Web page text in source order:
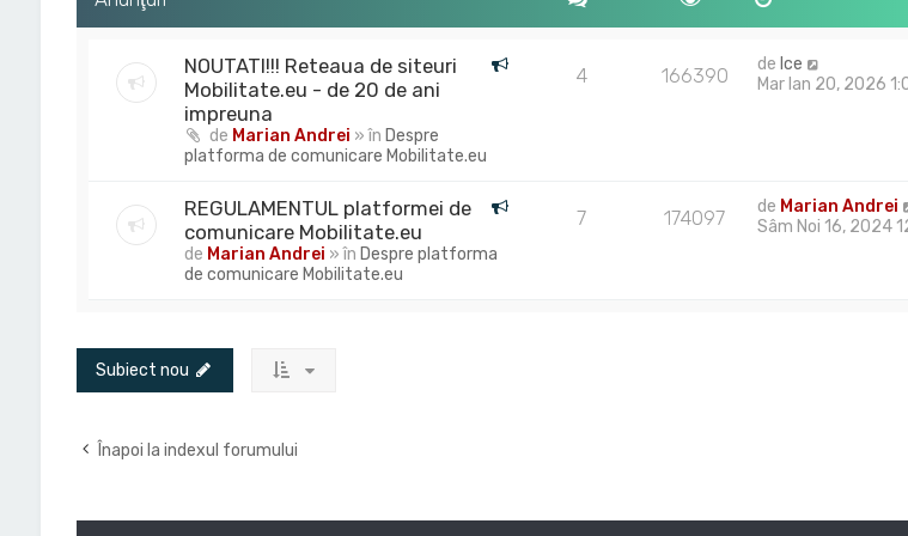
NOUTATI!!! Reteaua de siteuri
Mobilitate.eu - de 20 de ani
impreuna
de Marian Andrei » în Despre
platforma de comunicare Mobilitate.eu
4 166390 de Ice
Mar Ian 20, 2026
REGULAMENTUL platformei de
comunicare Mobilitate.eu
de Marian Andrei » în Despre platforma
de comunicare Mobilitate.eu
7 174097 de Marian Andrei
Sâm Noi 16, 2024
Subiect nou
Înapoi la indexul forumului